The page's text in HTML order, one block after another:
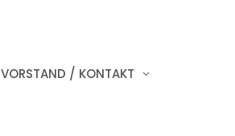
VORSTAND / KONTAKT